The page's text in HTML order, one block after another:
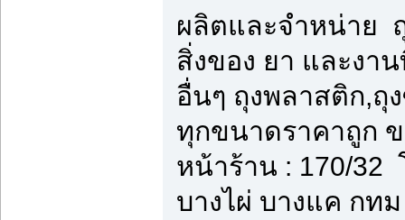
ผลิตและจำหน่าย
สิ่งของ ยา และงา
อื่นๆ ถุงพลาสติก,ถุ
ทุกขนาดราคาถูก
หน้าร้าน : 170/32
บางไผ่ บางแค กท